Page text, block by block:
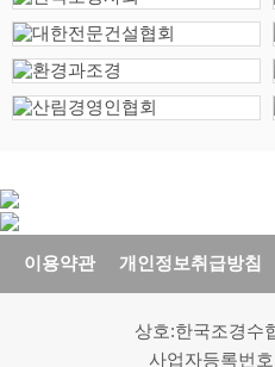
이용약관 개인정보취급방침
상호:한국조경수
사업자등록번